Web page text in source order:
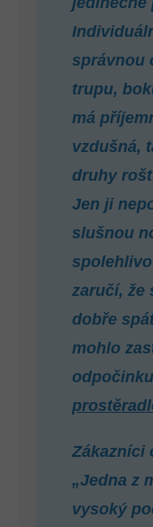
správnou
trupu,
má
vzdušná,
druhy
Jen ji
slušnou
zaručí, že
dobře
mohlo
Zákazníci
„Jedna z
vysoký